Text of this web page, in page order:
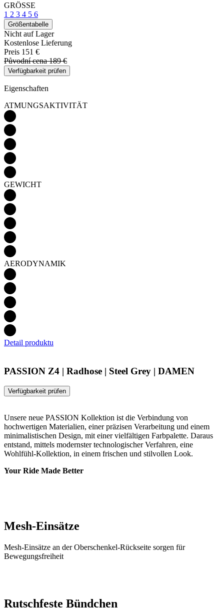
GRÖSSE
1 2 3 4 5 6
Größentabelle
Nicht auf Lager
Kostenlose Lieferung
Preis 151 €
Původní cena189 €
Verfügbarkeit prüfen
Eigenschaften
ATMUNGSAKTIVITÄT
GEWICHT
AERODYNAMIK
Detail produktu
PASSION Z4 | Radhose | Steel Grey | DAMEN
Verfügbarkeit prüfen
Unsere neue PASSION Kollektion ist die Verbindung von
hochwertigen Materialien, einer präzisen Verarbeitung und einem
minimalistischen Design, mit einer vielfältigen Farbpalette. Daraus
entstand, mittels modernster technologischer Verfahren, eine
Wohlfühl-Kollektion, in einem frischen und stilvollen Look.
Your Ride Made Better
Mesh-Einsätze
Mesh-Einsätze an der Oberschenkel-Rückseite sorgen für
Bewegungsfreiheit
Rutschfeste Bündchen